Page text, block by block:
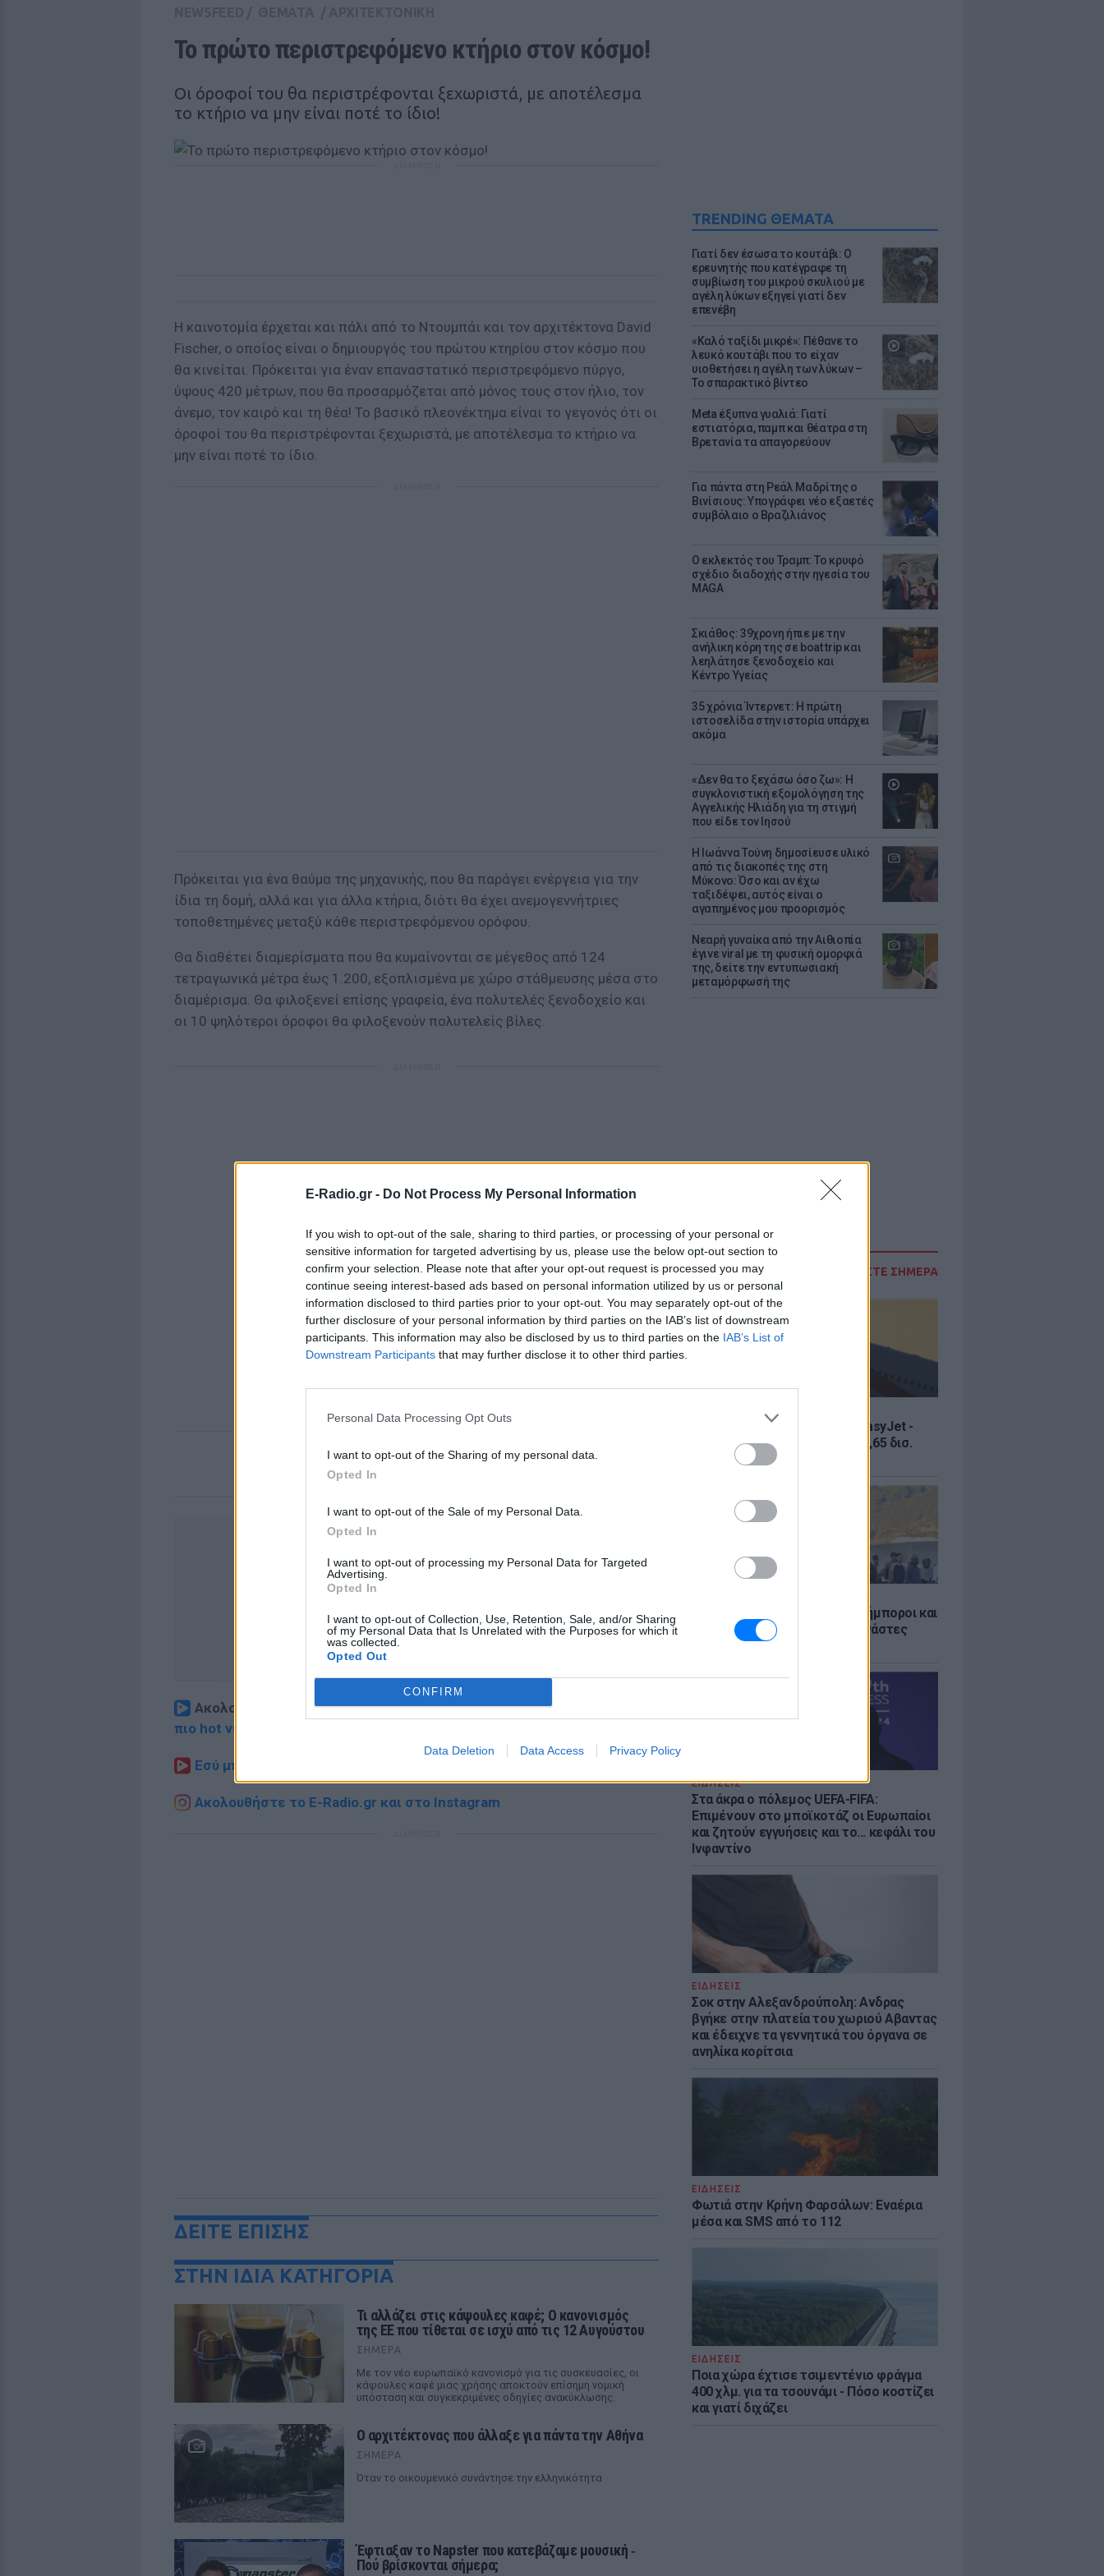
E-Radio.gr - Do Not Process My Personal Information
If you wish to opt-out of the sale, sharing to third parties, or processing of your personal or
sensitive information for targeted advertising by us, please use the below opt-out section to
confirm your selection. Please note that after your opt-out request is processed you may
continue seeing interest-based ads based on personal information utilized by us or personal
information disclosed to third parties prior to your opt-out. You may separately opt-out of the
further disclosure of your personal information by third parties on the IAB’s list of downstream
participants. This information may also be disclosed by us to third parties on the IAB’s List of
Downstream Participants that may further disclose it to other third parties.
Personal Data Processing Opt Outs
I want to opt-out of the Sharing of my personal data.
Opted In
I want to opt-out of the Sale of my Personal Data.
Opted In
I want to opt-out of processing my Personal Data for Targeted
Advertising.
Opted In
I want to opt-out of Collection, Use, Retention, Sale, and/or Sharing
of my Personal Data that Is Unrelated with the Purposes for which it
was collected.
Opted Out
CONFIRM
Data Deletion Data Access Privacy Policy
TRENDING ΘΕΜΑΤΑ
Γιατί δεν έσωσα το κουτάβι: Ο
ερευνητής που κατέγραφε τη
συμβίωση του μικρού σκυλιού με
αγέλη λύκων εξηγεί γιατί δεν
επενέβη
«Καλό ταξίδι μικρέ»: Πέθανε το
λευκό κουτάβι που το είχαν
υιοθετήσει η αγέλη των λύκων –
Το σπαρακτικό βίντεο
Meta έξυπνα γυαλιά: Γιατί
εστιατόρια, παμπ και θέατρα στη
Βρετανία τα απαγορεύουν
Για πάντα στη Ρεάλ Μαδρίτης ο
Βινίσιους: Υπογράφει νέο εξαετές
συμβόλαιο ο Βραζιλιάνος
Ο εκλεκτός του Τραμπ: Το κρυφό
σχέδιο διαδοχής στην ηγεσία του
MAGA
Σκιάθος: 39χρονη ήπιε με την
ανήλικη κόρη της σε boat trip και
λεηλάτησε ξενοδοχείο και
Κέντρο Υγείας
35 χρόνια Ίντερνετ: Η πρώτη
ιστοσελίδα στην ιστορία υπάρχει
ακόμα
«Δεν θα το ξεχάσω όσο ζω»: Η
συγκλονιστική εξομολόγηση της
Αγγελικής Ηλιάδη για τη στιγμή
που είδε τον Ιησού
Η Ιωάννα Τούνη δημοσίευσε υλικό
από τις διακοπές της στη
Μύκονο: Όσο και αν έχω
ταξιδέψει, αυτός είναι ο
αγαπημένος μου προορισμός
Νεαρή γυναίκα από την Αιθιοπία
έγινε viral με τη φυσική ομορφιά
της, δείτε την εντυπωσιακή
μεταμόρφωσή της
ΔΙΑΒΑΣΤΕ ΣΗΜΕΡΑ
Συμφωνία εξαγοράς για την EasyJet -
Στην αμερικανική Appolo για 6,65 δισ.
Θέουτα: «Οι κάτοικοι είναι ανήμποροι και
γεμάτοι αγωνία» - 5.000 μετανάστες
παραμένουν στην περιοχή
ΕΙΔΗΣΕΙΣ
Στα άκρα ο πόλεμος UEFA-FIFA:
Επιμένουν στο μποϊκοτάζ οι Ευρωπαίοι
και ζητούν εγγυήσεις και το... κεφάλι του
Ινφαντίνο
ΕΙΔΗΣΕΙΣ
Σοκ στην Αλεξανδρούπολη: Ανδρας
βγήκε στην πλατεία του χωριού Αβαντας
και έδειχνε τα γεννητικά του όργανα σε
ανηλίκα κορίτσια
ΕΙΔΗΣΕΙΣ
Φωτιά στην Κρήνη Φαρσάλων: Εναέρια
μέσα και SMS από το 112
ΕΙΔΗΣΕΙΣ
Ποια χώρα έχτισε τσιμεντένιο φράγμα
400 χλμ. για τα τσουνάμι - Πόσο κοστίζει
και γιατί διχάζει
Το πρώτο περιστρεφόμενο κτήριο στον κόσμο!
Οι όροφοί του θα περιστρέφονται ξεχωριστά, με αποτέλεσμα
το κτήριο να μην είναι ποτέ το ίδιο!
Η καινοτομία έρχεται και πάλι από το Ντουμπάι και τον αρχιτέκτονα David
Fischer, ο οποίος είναι ο δημιουργός του πρώτου κτηρίου στον κόσμο που
θα κινείται. Πρόκειται για έναν επαναστατικό περιστρεφόμενο πύργο,
ύψους 420 μέτρων, που θα προσαρμόζεται από μόνος τους στον ήλιο, τον
άνεμο, τον καιρό και τη θέα! Το βασικό πλεονέκτημα είναι το γεγονός ότι οι
όροφοί του θα περιστρέφονται ξεχωριστά, με αποτέλεσμα το κτήριο να
μην είναι ποτέ το ίδιο.
Πρόκειται για ένα θαύμα της μηχανικής, που θα παράγει ενέργεια για την
ίδια τη δομή, αλλά και για άλλα κτήρια, διότι θα έχει ανεμογεννήτριες
τοποθετημένες μεταξύ κάθε περιστρεφόμενου ορόφου.
Θα διαθέτει διαμερίσματα που θα κυμαίνονται σε μέγεθος από 124
τετραγωνικά μέτρα έως 1.200, εξοπλισμένα με χώρο στάθμευσης μέσα στο
διαμέρισμα. Θα φιλοξενεί επίσης γραφεία, ένα πολυτελές ξενοδοχείο και
οι 10 ψηλότεροι όροφοι θα φιλοξενούν πολυτελείς βίλες.
Ακολουθήστε το E-Radio.gr στοGoogle Newsκαι μάθετε πρώτοι
πιο hot νέα
Εσύ μπήκες στο E-Daily.gr; Τα νέα της ημέρας και ότι σου κάνει κλικ!
Ακολουθήστε το E-Radio.gr και στο Instagram
ΔΕΙΤΕ ΕΠΙΣΗΣ
ΣΤΗΝ ΙΔΙΑ ΚΑΤΗΓΟΡΙΑ
Τι αλλάζει στις κάψουλες καφέ; Ο κανονισμός
της ΕΕ που τίθεται σε ισχύ από τις 12 Αυγούστου
ΣΉΜΕΡΑ
Με τον νέο ευρωπαϊκό κανονισμό για τις συσκευασίες, οι
κάψουλες καφέ μιας χρήσης αποκτούν επίσημη νομική
υπόσταση και συγκεκριμένες οδηγίες ανακύκλωσης.
Ο αρχιτέκτονας που άλλαξε για πάντα την Αθήνα
ΣΉΜΕΡΑ
Όταν το οικουμενικό συνάντησε την ελληνικότητα
Έφτιαξαν το Napster που κατεβάζαμε μουσική ‑
Πού βρίσκονται σήμερα;